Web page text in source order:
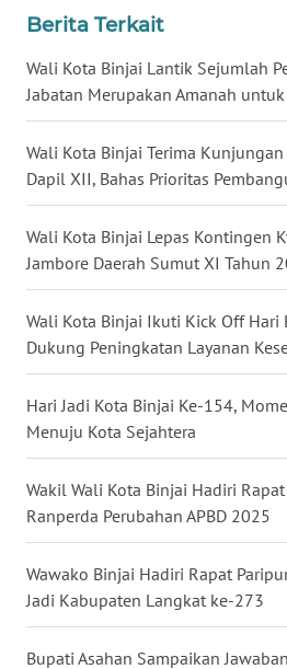
Berita Terkait
Wali Kota Binjai Lantik Sejumlah
Jabatan Merupakan Amanah
Wali Kota Binjai Terima
Dapil XII, Bahas Prioritas
Wali Kota Binjai Lepas Kontingen
Jambore Daerah Sumut XI Tahun
Wali Kota Binjai Ikuti Kick Off Hari
Dukung Peningkatan Layanan
Hari Jadi Kota Binjai Ke-154,
Menuju Kota Sejahtera
Wakil Wali Kota Binjai Hadiri
Ranperda Perubahan APBD 2025
Wawako Binjai Hadiri Rapat
Jadi Kabupaten Langkat ke-273
Bupati Asahan Sampaikan
LANGKAT
TAPANULI
SELATAN
WN
TANJUNG
LESUNG
WN
WN
SIMALUNGUN
LABUHANBATU
WN
TAPANULI
TENGAH